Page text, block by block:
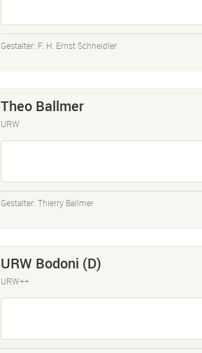
Gestalter: F. H. Ernst Schneidler
Theo Ballmer
URW
Gestalter: Thierry Ballmer
URW Bodoni (D)
URW++